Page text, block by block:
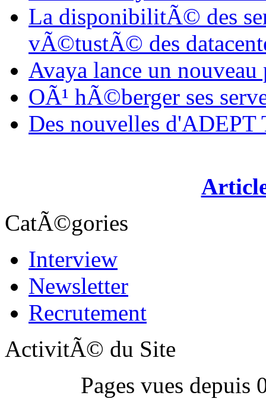
La disponibilitÃ© des
vÃ©tustÃ© des
Avaya lance un nouveau
OÃ¹ hÃ©berger ses
Des nouvelles
CatÃ©gories
Interview
Newsletter
Recrutement
ActivitÃ© du Site
Pages vues